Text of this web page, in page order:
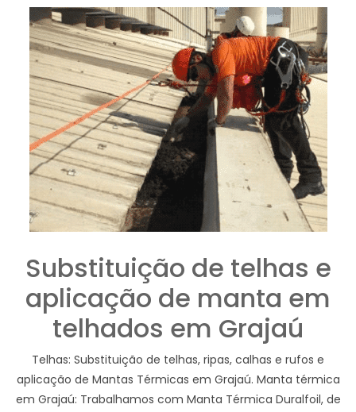
Substituição de telhas e
aplicação de manta em
telhados em Grajaú
Telhas: Substituição de telhas, ripas, calhas e rufos e
aplicação de Mantas Térmicas em Grajaú. Manta térmica
em Grajaú: Trabalhamos com Manta Térmica Duralfoil, de